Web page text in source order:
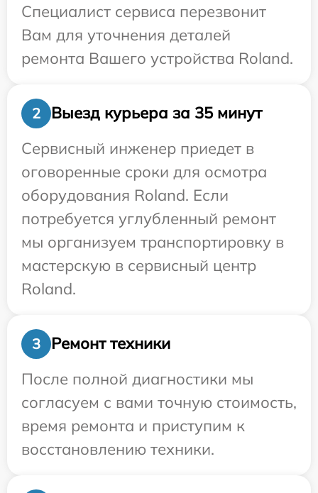
Специалист сервиса перезвонит
Вам для уточнения деталей
ремонта Вашего устройства Roland.
2
Выезд курьера за 35 минут
Сервисный инженер приедет в
оговоренные сроки для осмотра
оборудования Roland. Если
потребуется углубленный ремонт
мы организуем транспортировку в
мастерскую в сервисный центр
Roland.
3
Ремонт техники
После полной диагностики мы
согласуем с вами точную стоимость,
время ремонта и приступим к
восстановлению техники.